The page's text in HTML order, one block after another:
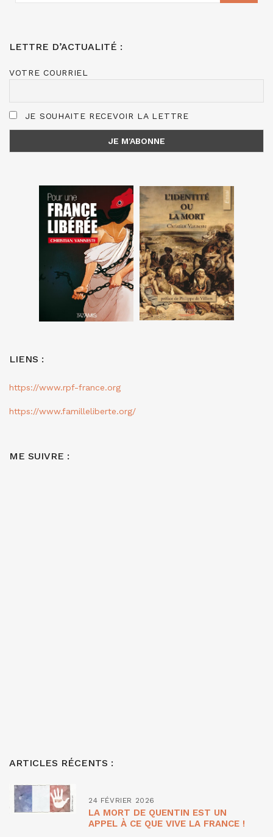
LETTRE D’ACTUALITÉ :
VOTRE COURRIEL
JE SOUHAITE RECEVOIR LA LETTRE
LIENS :
https://www.rpf-france.org
https://www.familleliberte.org/
ME SUIVRE :
ARTICLES RÉCENTS :
24 FÉVRIER 2026
LA MORT DE QUENTIN EST UN
APPEL À CE QUE VIVE LA FRANCE !